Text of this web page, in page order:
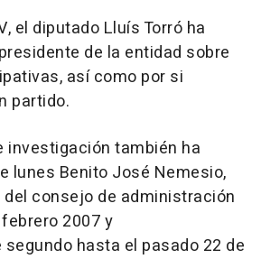
el diputado Lluís Torró ha
de la entidad sobre
así como por si
partido.
investigación también ha
lunes Benito José Nemesio,
consejo de administración
2007 y
hasta el pasado 22 de